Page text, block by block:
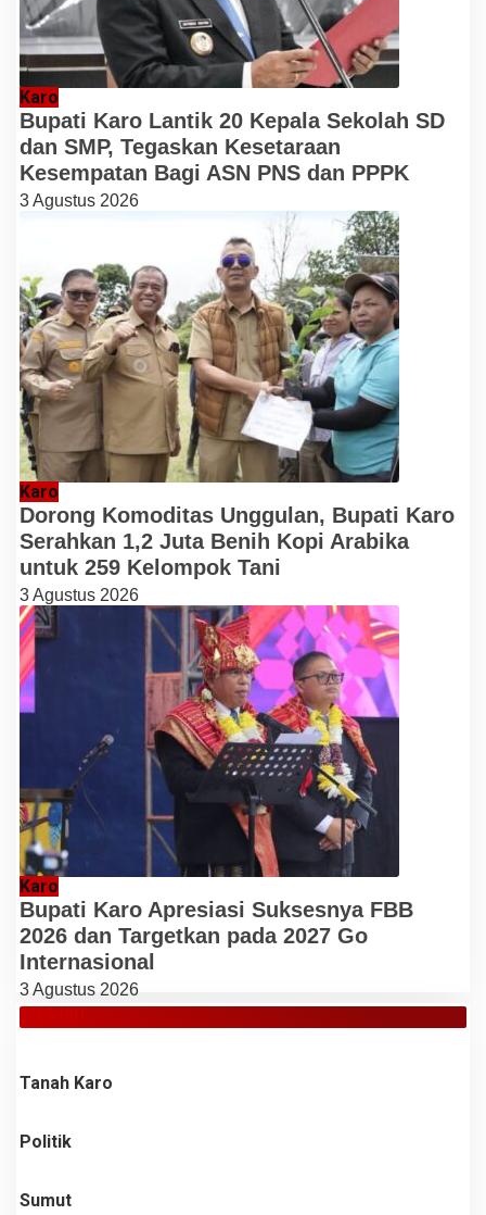
Karo
Bupati Karo Lantik 20 Kepala Sekolah SD
dan SMP, Tegaskan Kesetaraan
Kesempatan Bagi ASN PNS dan PPPK
3 Agustus 2026
Karo
Dorong Komoditas Unggulan, Bupati Karo
Serahkan 1,2 Juta Benih Kopi Arabika
untuk 259 Kelompok Tani
3 Agustus 2026
Karo
Bupati Karo Apresiasi Suksesnya FBB
2026 dan Targetkan pada 2027 Go
Internasional
3 Agustus 2026
JELAJAH
Tanah Karo
Politik
Sumut